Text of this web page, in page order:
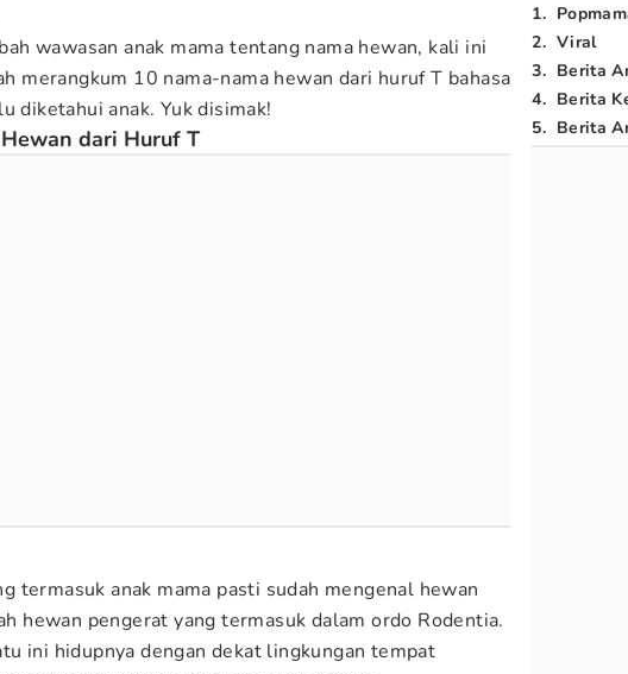
wawasan anak mama tentang nama hewan, kali ini
merangkum 10 nama-nama hewan dari huruf T bahasa
diketahui anak. Yuk disimak!
dari Huruf T
termasuk anak mama pasti sudah mengenal hewan
hewan pengerat yang termasuk dalam ordo Rodentia.
ini hidupnya dengan dekat lingkungan tempat
1.
2. Viral
3. Berita
4. Berita
5. Berita